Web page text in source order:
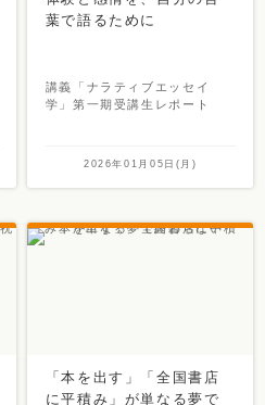
葉で語るために
講義「ナラティブエッセイ
学」第一期受講生レポート
2026年01月05日(月)
「本を出す」「全国書店
に平積み」が単なる夢で